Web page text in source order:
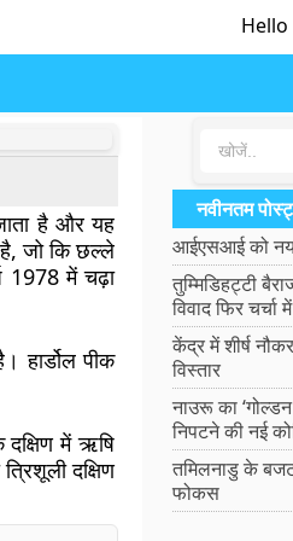
Hello
है और यह
है, जो कि छल्ले
1978 में चढ़ा
हार्डोल पीक
में ऋषि
दक्षिण
नवीनतम
आईएसआई को
तुम्मिडिहट्टी
विवाद फिर चर्चा में
केंद्र में शीर्ष
विस्तार
नाउरू का
निपटने की नई
तमिलनाडु के
फोकस